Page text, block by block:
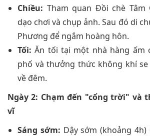
Chiều: Tham quan Đồi chè Tâm
dạo chơi và chụp ảnh. Sau đó di
Phương để ngắm hoàng hôn.
Tối: Ăn tối tại một nhà hàng ấm
phố và thưởng thức không khí se
về đêm.
Ngày 2: Chạm đến "cổng trời" và
vĩ
Sáng sớm: Dậy sớm (khoảng